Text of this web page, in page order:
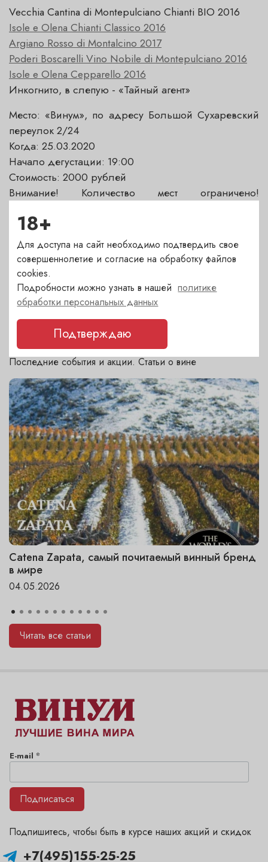
Vecchia Cantina di Montepulciano Chianti BIO 2016
Isole e Olena Chianti Classico 2016
Argiano Rosso di Montalcino 2017
Poderi Boscarelli Vino Nobile di Montepulciano 2016
Isole e Olena Cepparello 2016
Инкогнито, в слепую - «Тайный агент»
Место: «Винум», по адресу Большой Сухаревский
переулок 2/24
Когда: 25.03.2020
Начало дегустации: 19:00
Стоимость: 2000 рублей
Внимание! Количество мест ограничено!
Подробности по телефону +7 (495) 607-6173 /
+7(495)155-25-25
ДРУГИЕ НОВОСТИ
Последние события и акции. Статьи о вине
Catena Zapata, самый почитаемый винный бренд
в мире
04.05.2026
Читать все статьи
+7(495)155-25-25
Подпишитесь, чтобы быть в курсе наших акций и скидок
E-mail *
Подписаться
18+
Для доступа на сайт необходимо подтвердить свое
совершеннолетие и согласие на обработку файлов
cookies.
Подробности можно узнать в нашейполитике
обработки персональных данных
Подтверждаю